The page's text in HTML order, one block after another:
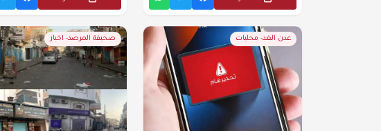
عدن الغد- محليات صحيفة المرصد- اخبار